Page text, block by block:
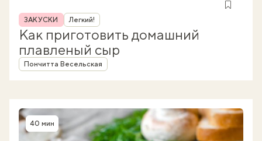
Рубрика
ЗАКУСКИ Легкий!
Как приготовить домашний
плавленый сыр
Автор
Пончитта Весельская
Время приготовления
40 мин